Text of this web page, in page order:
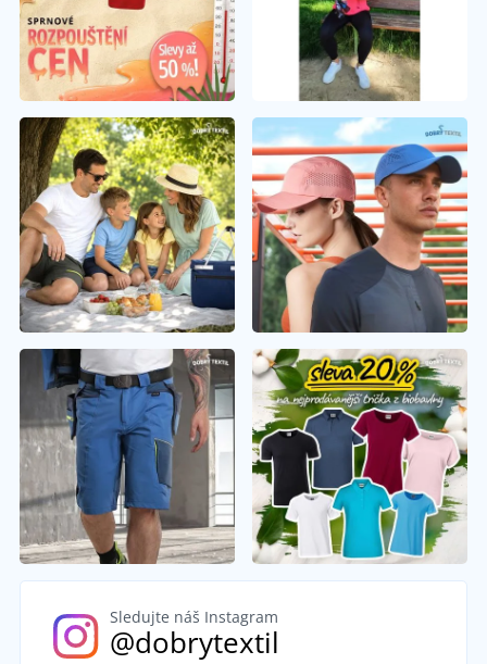
Sledujte náš Instagram
@dobrytextil